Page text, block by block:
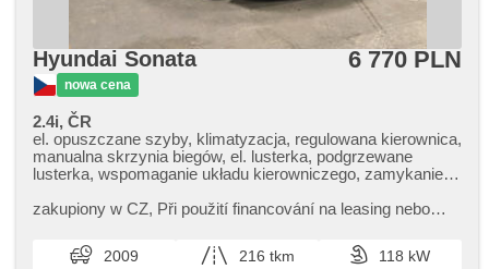
Hyundai Sonata
nowa cena
6 770 PLN
2.4i, ČR
el. opuszczane szyby, klimatyzacja, regulowana kierownica,
manualna skrzynia biegów, el. lusterka, podgrzewane
lusterka, wspomaganie układu kierowniczego, zamykanie
(ASR), immobilizer, 4x poduszka powietrzna
zakupiony w CZ,​ Při použití financování na leasing nebo
svátků) 9.00​-22.00 h...
2009 216 tkm
118 kW